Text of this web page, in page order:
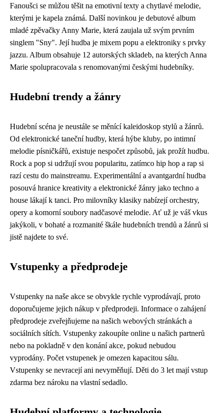
Fanoušci se můžou těšit na emotivní texty a chytlavé melodie,
kterými je kapela známá. Další novinkou je debutové album
mladé zpěvačky Anny Marie, která zaujala už svým prvním
singlem "Sny". Její hudba je mixem popu a elektroniky s prvky
jazzu. Album obsahuje 12 autorských skladeb, na kterých Anna
Marie spolupracovala s renomovanými českými hudebníky.
Hudební trendy a žánry
Hudební scéna je neustále se měnící kaleidoskop stylů a žánrů.
Od elektronické taneční hudby, která hýbe kluby, po intimní
melodie písničkářů, existuje nespočet způsobů, jak prožít hudbu.
Rock a pop si udržují svou popularitu, zatímco hip hop a rap si
razí cestu do mainstreamu. Experimentální a avantgardní hudba
posouvá hranice kreativity a elektronické žánry jako techno a
house lákají k tanci. Pro milovníky klasiky nabízejí orchestry,
opery a komorní soubory nadčasové melodie. Ať už je váš vkus
jakýkoli, v bohaté a rozmanité škále hudebních trendů a žánrů si
jistě najdete to své.
Vstupenky a předprodeje
Vstupenky na naše akce se obvykle rychle vyprodávají, proto
doporučujeme jejich nákup v předprodeji. Informace o zahájení
předprodeje zveřejňujeme na našich webových stránkách a
sociálních sítích. Vstupenky zakoupíte online u našich partnerů
nebo na pokladně v den konání akce, pokud nebudou
vyprodány. Počet vstupenek je omezen kapacitou sálu.
Vstupenky se nevracejí ani nevyměňují. Děti do 3 let mají vstup
zdarma bez nároku na vlastní sedadlo.